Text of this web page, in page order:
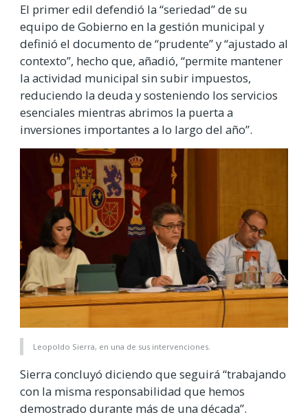
El primer edil defendió la “seriedad” de su
equipo de Gobierno en la gestión municipal y
definió el documento de “prudente” y “ajustado al
contexto”, hecho que, añadió, “permite mantener
la actividad municipal sin subir impuestos,
reduciendo la deuda y sosteniendo los servicios
esenciales mientras abrimos la puerta a
inversiones importantes a lo largo del año”.
Leopoldo Sierra, en una de sus intervenciones.
Sierra concluyó diciendo que seguirá “trabajando
con la misma responsabilidad que hemos
demostrado durante más de una década”.